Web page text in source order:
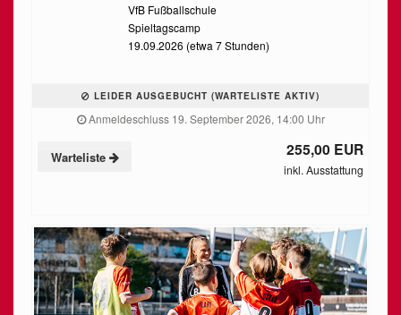
VfB Fußballschule
Spieltagscamp
19.09.2026 (etwa 7 Stunden)
LEIDER AUSGEBUCHT (WARTELISTE AKTIV)
Anmeldeschluss 19. September 2026, 14:00 Uhr
Warteliste 255,00 EUR
inkl. Ausstattung